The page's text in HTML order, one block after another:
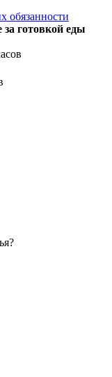
обязанности
готовкой еды